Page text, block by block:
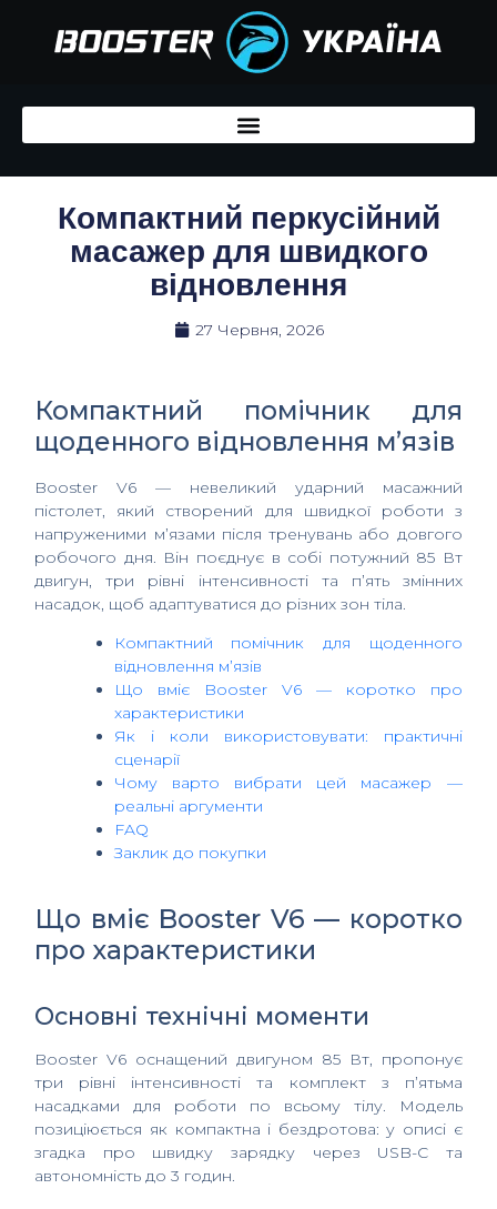
Компактний перкусійний
масажер для швидкого
відновлення
27 Червня, 2026
Компактний помічник для
щоденного відновлення м’язів
Booster V6 — невеликий ударний масажний
пістолет, який створений для швидкої роботи з
напруженими м’язами після тренувань або довгого
робочого дня. Він поєднує в собі потужний 85 Вт
двигун, три рівні інтенсивності та п’ять змінних
насадок, щоб адаптуватися до різних зон тіла.
Компактний помічник для щоденного
відновлення м’язів
Що вміє Booster V6 — коротко про
характеристики
Як і коли використовувати: практичні
сценарії
Чому варто вибрати цей масажер —
реальні аргументи
FAQ
Заклик до покупки
Що вміє Booster V6 — коротко
про характеристики
Основні технічні моменти
Booster V6 оснащений двигуном 85 Вт, пропонує
три рівні інтенсивності та комплект з п’ятьма
насадками для роботи по всьому тілу. Модель
позиціюється як компактна і бездротова: у описі є
згадка про швидку зарядку через USB-C та
автономність до 3 годин.